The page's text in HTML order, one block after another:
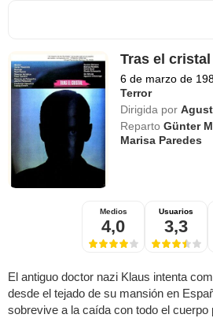
Tras el cristal
6 de marzo de
Terror
Dirigida por
Reparto Günter
Marisa Paredes
Medios
4,0
Usuarios
3,3
El antiguo doctor nazi Klaus intenta
desde el tejado de su mansión en
sobrevive a la caída con todo el cuerpo